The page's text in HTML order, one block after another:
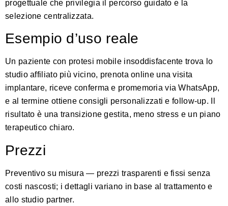
progettuale che privilegia il percorso guidato e la
selezione centralizzata.
Esempio d’uso reale
Un paziente con protesi mobile insoddisfacente trova lo
studio affiliato più vicino, prenota online una visita
implantare, riceve conferma e promemoria via WhatsApp,
e al termine ottiene consigli personalizzati e follow-up. Il
risultato è una transizione gestita, meno stress e un piano
terapeutico chiaro.
Prezzi
Preventivo su misura — prezzi trasparenti e fissi senza
costi nascosti; i dettagli variano in base al trattamento e
allo studio partner.